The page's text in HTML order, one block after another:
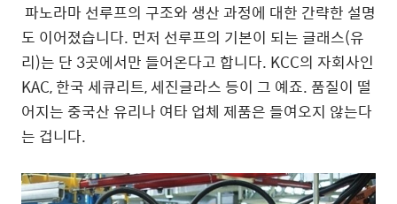
파노라마 선루프의 구조와 생산 과정에 대한 간략한 설명
도 이어졌습니다. 먼저 선루프의 기본이 되는 글래스(유
리)는 단 3곳에서만 들어온다고 합니다. KCC의 자회사인
KAC, 한국 세큐리트, 세진글라스 등이 그 예죠. 품질이 떨
어지는 중국산 유리나 여타 업체 제품은 들여오지 않는다
는 겁니다.